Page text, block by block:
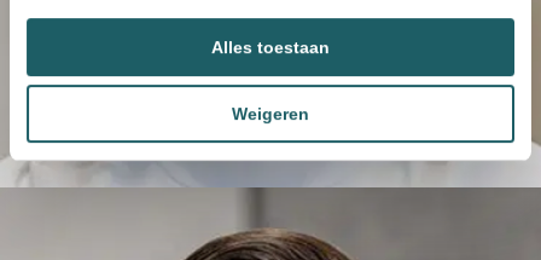
Alles toestaan
Weigeren